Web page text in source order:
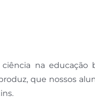
na educação
que nossos